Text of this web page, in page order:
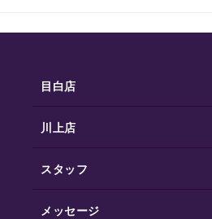
目白店
川上店
スタッフ
メッセージ